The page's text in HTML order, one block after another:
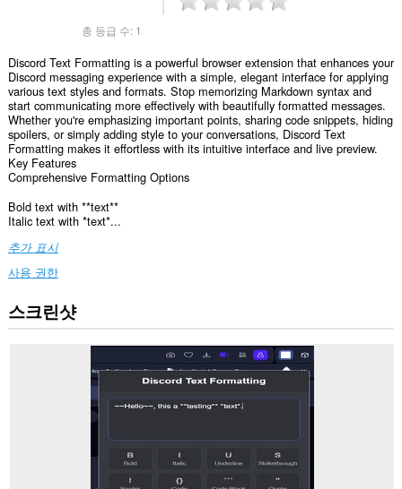
총 등급 수: 1
Discord Text Formatting is a powerful browser extension that enhances your
Discord messaging experience with a simple, elegant interface for applying
various text styles and formats. Stop memorizing Markdown syntax and
start communicating more effectively with beautifully formatted messages.
Whether you're emphasizing important points, sharing code snippets, hiding
spoilers, or simply adding style to your conversations, Discord Text
Formatting makes it effortless with its intuitive interface and live preview.
Key Features
Comprehensive Formatting Options
Bold text with **text**
Italic text with *text*...
추가 표시
사용 권한
이
확
스크린샷